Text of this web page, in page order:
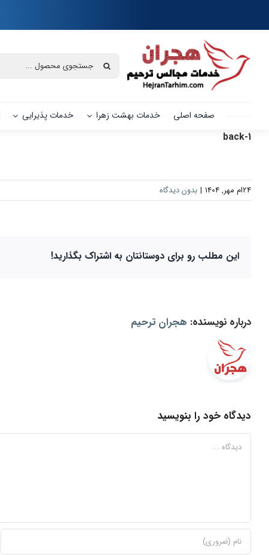
جستجو
صفحه اصلی خدمات بهشت زهرا خدمات پذیرایی
back-1
24ام مهر, 1404 | بدون دیدگاه
این مطلب رو برای دوستانتان به اشتراک بگذارید!
درباره نویسنده: هجران ترحیم
دیدگاه خود را بنویسید
دیدگاه